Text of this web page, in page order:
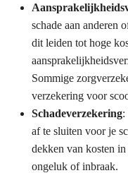
schade aan anderen
dit leiden tot hoge
Sommige
verzekering voor
Schadeverzekering:
af te sluiten voor je
dekken van kosten
ongeluk of inbraak.